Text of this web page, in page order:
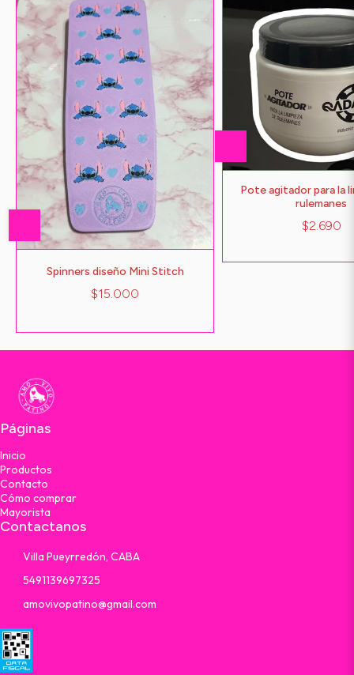
Spinners diseño Mini Stitch
$15.000
Pote agitador para la
rulemanes
$2.690
Páginas
Inicio
Productos
Contacto
Cómo comprar
Mayorista
Contactanos
Villa Pueyrredón, CABA
5491139697325
amovivopatino@gmail.com